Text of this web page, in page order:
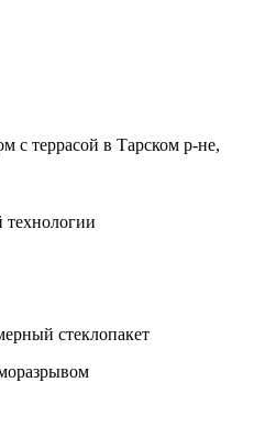
с террасой в Тарском р-не,
технологии
стеклопакет